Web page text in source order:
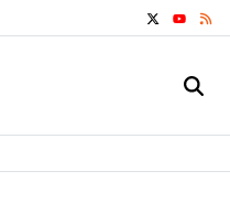
YOUTUBE